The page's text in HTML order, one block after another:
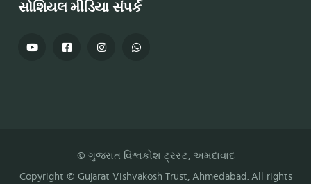
સોશિયલ મીડિયા સંપર્ક
© ગુજરાત વિશ્વકોશ ટ્રસ્ટ, અમદાવાદ
Copyright © Gujarat Vishvakosh Trust, Ahmedabad. All rights